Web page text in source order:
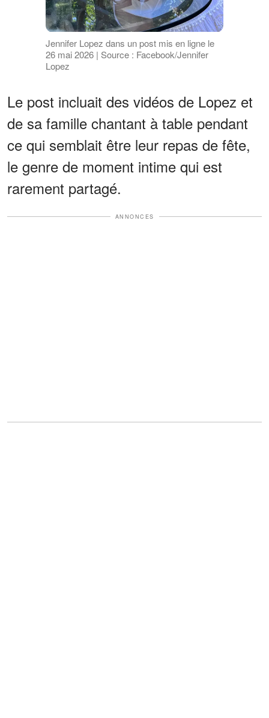
Jennifer Lopez dans un post mis en ligne le
26 mai 2026 | Source : Facebook/Jennifer
Lopez
Le post incluait des vidéos de Lopez et
de sa famille chantant à table pendant
ce qui semblait être leur repas de fête,
le genre de moment intime qui est
rarement partagé.
ANNONCES